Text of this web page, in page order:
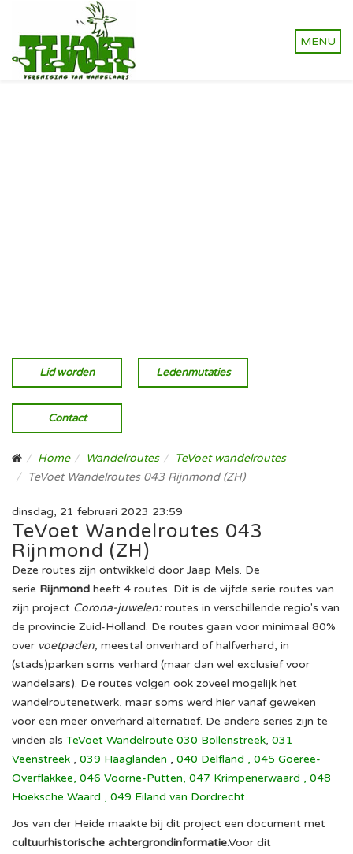
Lid worden Ledenmutaties
Contact
Home Wandelroutes
TeVoet wandelroutes
TeVoet Wandelroutes 043 Rijnmond (ZH)
dinsdag, 21 februari 2023 23:59
TeVoet Wandelroutes 043
Rijnmond (ZH)
Deze routes zijn ontwikkeld door Jaap Mels. De
serie Rijnmond heeft 4 routes. Dit is de vijfde serie routes van
zijn project Corona-juwelen:routes in verschillende regio's van
de provincie Zuid-Holland. De routes gaan voor minimaal 80%
over voetpaden, meestal onverhard of halfverhard, in
(stads)parken soms verhard (maar dan wel exclusief voor
wandelaars). De routes volgen ook zoveel mogelijk het
wandelroutenetwerk, maar soms werd hier vanaf geweken
voor een meer onverhard alternatief. De andere series zijn te
vinden als TeVoet Wandelroute 030 Bollenstreek, 031
Veenstreek , 039 Haaglanden , 040 Delfland , 045 Goeree-
Overflakkee, 046 Voorne-Putten, 047 Krimpenerwaard , 048
Hoeksche Waard , 049 Eiland van Dordrecht.
Jos van der Heide maakte bij dit project een document met
cultuurhistorische achtergrondinformatie.Voor dit